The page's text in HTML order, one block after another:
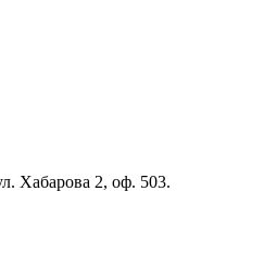
Хабарова 2, оф. 503.